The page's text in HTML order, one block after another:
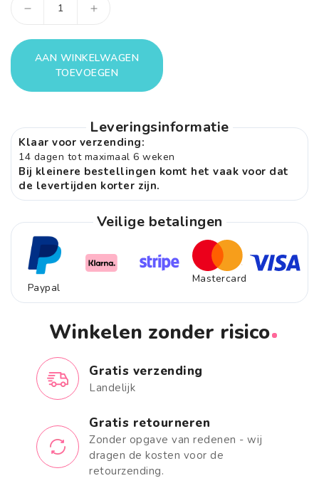
Aantal
verlagen
voor
Speelhoek
Flora
Aantal
verhogen
voor
Speelhoek
Flora
AAN WINKELWAGEN
TOEVOEGEN
Leveringsinformatie
Klaar voor verzending:
14 dagen tot maximaal 6 weken
Bij kleinere bestellingen komt het vaak voor dat
de levertijden korter zijn.
Veilige betalingen
Paypal
Mastercard
Winkelen zonder risico
Gratis verzending
Landelijk
Gratis retourneren
Zonder opgave van redenen - wij
dragen de kosten voor de
retourzending.